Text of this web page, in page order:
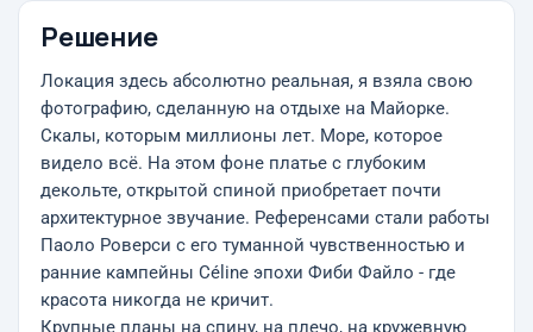
Решение
Локация здесь абсолютно реальная, я взяла свою
фотографию, сделанную на отдыхе на Майорке.
Скалы, которым миллионы лет. Море, которое
видело всё. На этом фоне платье с глубоким
декольте, открытой спиной приобретает почти
архитектурное звучание. Референсами стали работы
Паоло Роверси с его туманной чувственностью и
ранние кампейны Céline эпохи Фиби Файло - где
красота никогда не кричит.
Крупные планы на спину, на плечо, на кружевную